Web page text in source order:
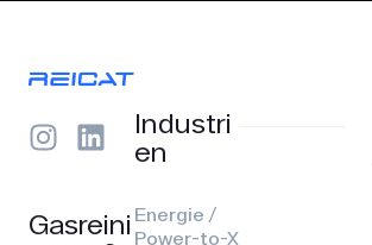
Gasreini
Industri
en
Energie /
Power-to-X